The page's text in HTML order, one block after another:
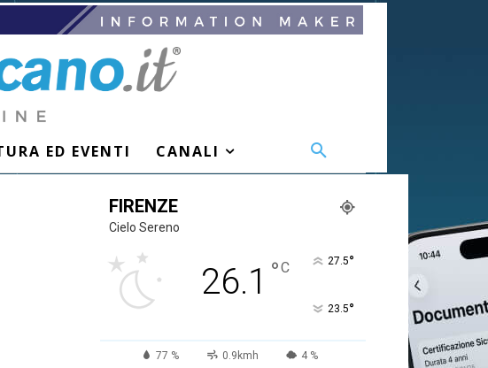
ED EVENTI CANALI
FIRENZE
Cielo Sereno
26.1 °C 27.5°
23.5°
77 % 0.9kmh 4 %